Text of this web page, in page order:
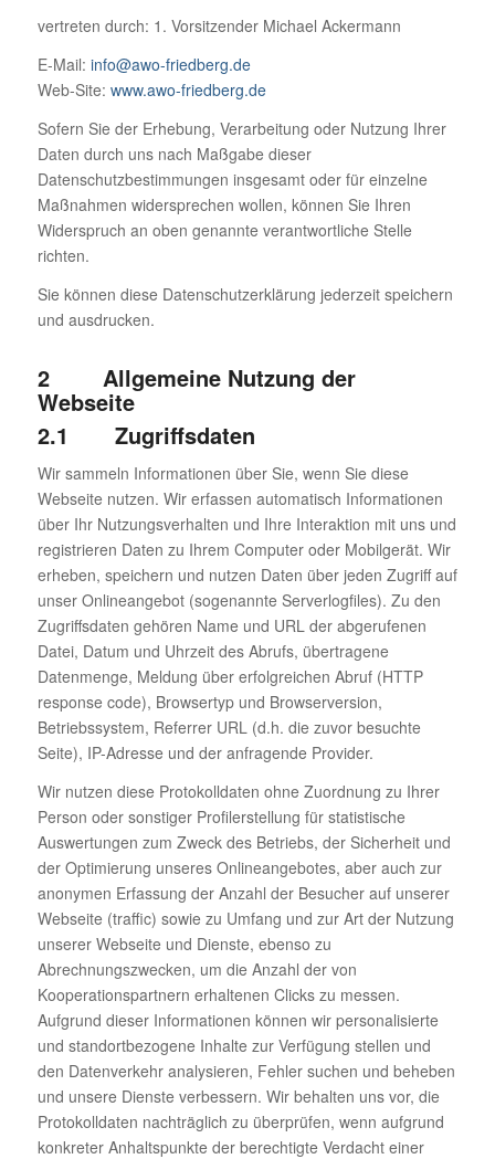
vertreten durch: 1. Vorsitzender Michael Ackermann
E-Mail: info@awo-friedberg.de
Web-Site: www.awo-friedberg.de
Sofern Sie der Erhebung, Verarbeitung oder Nutzung Ihrer
Daten durch uns nach Maßgabe dieser
Datenschutzbestimmungen insgesamt oder für einzelne
Maßnahmen widersprechen wollen, können Sie Ihren
Widerspruch an oben genannte verantwortliche Stelle
richten.
Sie können diese Datenschutzerklärung jederzeit speichern
und ausdrucken.
2 Allgemeine Nutzung der
Webseite
2.1 Zugriffsdaten
Wir sammeln Informationen über Sie, wenn Sie diese
Webseite nutzen. Wir erfassen automatisch Informationen
über Ihr Nutzungsverhalten und Ihre Interaktion mit uns und
registrieren Daten zu Ihrem Computer oder Mobilgerät. Wir
erheben, speichern und nutzen Daten über jeden Zugriff auf
unser Onlineangebot (sogenannte Serverlogfiles). Zu den
Zugriffsdaten gehören Name und URL der abgerufenen
Datei, Datum und Uhrzeit des Abrufs, übertragene
Datenmenge, Meldung über erfolgreichen Abruf (HTTP
response code), Browsertyp und Browserversion,
Betriebssystem, Referrer URL (d.h. die zuvor besuchte
Seite), IP-Adresse und der anfragende Provider.
Wir nutzen diese Protokolldaten ohne Zuordnung zu Ihrer
Person oder sonstiger Profilerstellung für statistische
Auswertungen zum Zweck des Betriebs, der Sicherheit und
der Optimierung unseres Onlineangebotes, aber auch zur
anonymen Erfassung der Anzahl der Besucher auf unserer
Webseite (traffic) sowie zu Umfang und zur Art der Nutzung
unserer Webseite und Dienste, ebenso zu
Abrechnungszwecken, um die Anzahl der von
Kooperationspartnern erhaltenen Clicks zu messen.
Aufgrund dieser Informationen können wir personalisierte
und standortbezogene Inhalte zur Verfügung stellen und
den Datenverkehr analysieren, Fehler suchen und beheben
und unsere Dienste verbessern. Wir behalten uns vor, die
Protokolldaten nachträglich zu überprüfen, wenn aufgrund
konkreter Anhaltspunkte der berechtigte Verdacht einer